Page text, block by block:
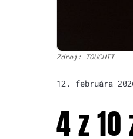
Zdroj: TOUCHIT
12. februára
4 z